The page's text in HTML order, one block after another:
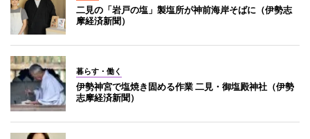
二見の「岩戸の塩」製塩所が神前海岸そばに（伊勢志
摩経済新聞）
暮らす・働く
伊勢神宮で塩焼き固める作業 二見・御塩殿神社（伊勢
志摩経済新聞）